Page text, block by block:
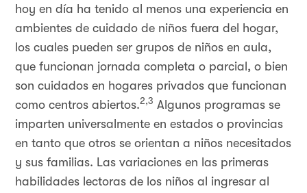
hoy en día ha tenido al menos una experiencia en
ambientes de cuidado de niños fuera del hogar,
los cuales pueden ser grupos de niños en aula,
que funcionan jornada completa o parcial, o bien
son cuidados en hogares privados que funcionan
como centros abiertos.2,3 Algunos programas se
imparten universalmente en estados o provincias
en tanto que otros se orientan a niños necesitados
y sus familias. Las variaciones en las primeras
habilidades lectoras de los niños al ingresar al